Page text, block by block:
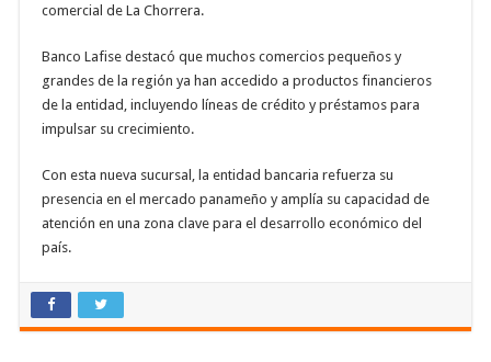
comercial de La Chorrera.
Banco Lafise destacó que muchos comercios pequeños y
grandes de la región ya han accedido a productos financieros
de la entidad, incluyendo líneas de crédito y préstamos para
impulsar su crecimiento.
Con esta nueva sucursal, la entidad bancaria refuerza su
presencia en el mercado panameño y amplía su capacidad de
atención en una zona clave para el desarrollo económico del
país.